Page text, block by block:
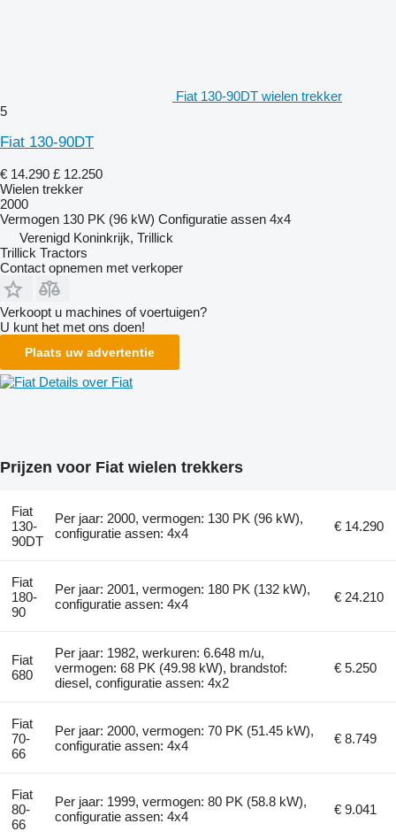
Fiat 130-90DT wielen trekker
5
Fiat 130-90DT
€ 14.290 £ 12.250
Wielen trekker
2000
Vermogen 130 PK (96 kW) Configuratie assen 4x4
Verenigd Koninkrijk, Trillick
Trillick Tractors
Contact opnemen met verkoper
Verkoopt u machines of voertuigen?
U kunt het met ons doen!
Plaats uw advertentie
Details over Fiat
Prijzen voor Fiat wielen trekkers
Fiat
130-
90DT
Per jaar: 2000, vermogen: 130 PK (96 kW),
configuratie assen: 4x4
€ 14.290
Fiat
180-
90
Per jaar: 2001, vermogen: 180 PK (132 kW),
configuratie assen: 4x4
€ 24.210
Fiat
680
Per jaar: 1982, werkuren: 6.648 m/u,
vermogen: 68 PK (49.98 kW), brandstof:
diesel, configuratie assen: 4x2
€ 5.250
Fiat
70-
66
Per jaar: 2000, vermogen: 70 PK (51.45 kW),
configuratie assen: 4x4
€ 8.749
Fiat
80-
66
Per jaar: 1999, vermogen: 80 PK (58.8 kW),
configuratie assen: 4x4
€ 9.041